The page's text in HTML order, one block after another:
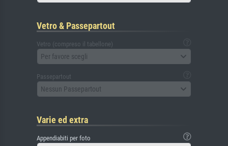
Vetro & Passepartout
Vetro (compreso il tabellone)
Per favore scegli
Passepartout
Nessun Passepartout
Varie ed extra
Appendiabiti per foto